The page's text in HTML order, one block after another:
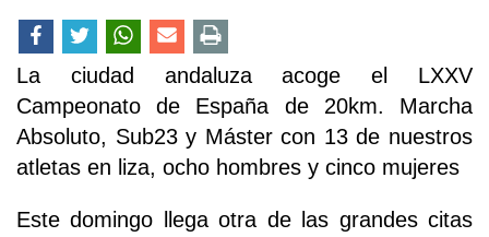
La ciudad andaluza acoge el LXXV
Campeonato de España de 20km. Marcha
Absoluto, Sub23 y Máster con 13 de nuestros
atletas en liza, ocho hombres y cinco mujeres
Este domingo llega otra de las grandes citas